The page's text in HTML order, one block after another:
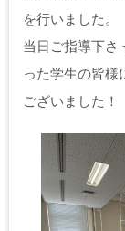
を行いました。
当日ご指導下さ
った学生の皆様
ございました！